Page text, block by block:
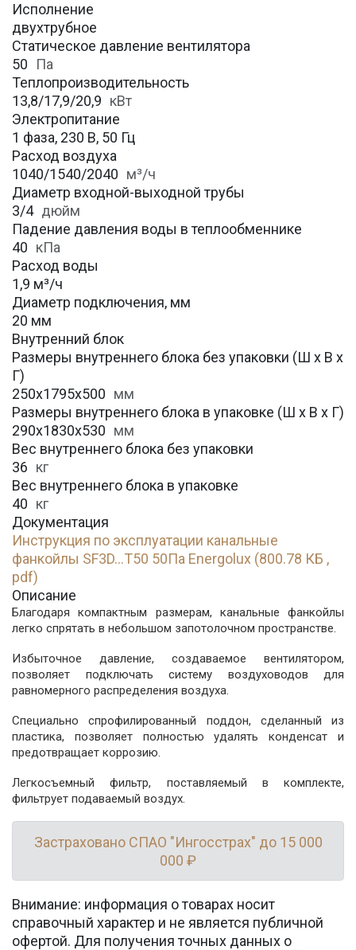
Исполнение
двухтрубное
Статическое давление вентилятора
50
Па
Теплопроизводительность
13,8/17,9/20,9 кВт
Электропитание
1 фаза, 230 В, 50 Гц
Расход воздуха
1040/1540/2040 м³/ч
Диаметр входной-выходной трубы
3/4 дюйм
Падение давления воды в теплообменнике
40 кПа
Расход воды
1,9 м³/ч
Диаметр подключения, мм
20 мм
Внутренний блок
Размеры внутреннего блока без упаковки (Ш х В х
Г)
250х1795х500 мм
Размеры внутреннего блока в упаковке (Ш х В х Г)
290х1830х530 мм
Вес внутреннего блока без упаковки
36 кг
Вес внутреннего блока в упаковке
40 кг
Документация
Инструкция по эксплуатации канальные
фанкойлы SF3D...T50 50Па Energolux (800.78 КБ ,
pdf)
Описание
Благодаря компактным размерам, канальные фанкойлы
легко спрятать в небольшом запотолочном пространстве.
Избыточное давление, создаваемое вентилятором,
позволяет подключать систему воздуховодов для
равномерного распределения воздуха.
Специально спрофилированный поддон, сделанный из
пластика, позволяет полностью удалять конденсат и
предотвращает коррозию.
Легкосъемный фильтр, поставляемый в комплекте,
фильтрует подаваемый воздух.
Застраховано СПАО "Ингосстрах" до 15 000
000 ₽
Внимание: информация о товарах носит
справочный характер и не является публичной
офертой. Для получения точных данных о